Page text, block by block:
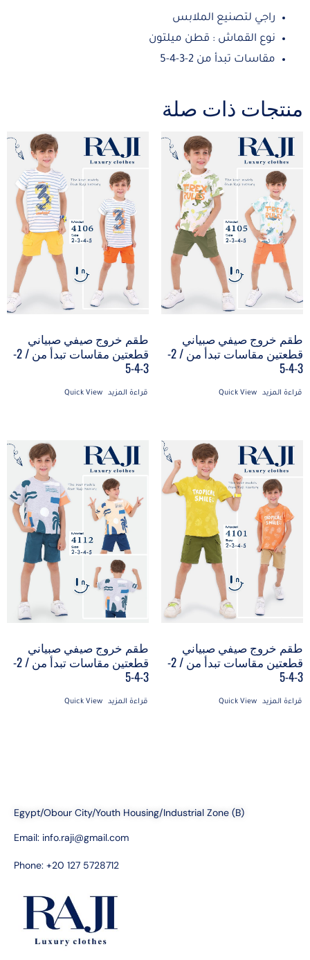
راجي لتصنيع الملابس
نوع القماش : قطن ميلتون
مقاسات تبدأ من 2-3-4-5
منتجات ذات صلة
طقم خروج صيفي صبياني
قطعتين مقاسات تبدأ من / 2-
3-4-5
قراءة المزيد Quick View
طقم خروج صيفي صبياني
قطعتين مقاسات تبدأ من / 2-
3-4-5
قراءة المزيد Quick View
طقم خروج صيفي صبياني
قطعتين مقاسات تبدأ من / 2-
3-4-5
قراءة المزيد Quick View
طقم خروج صيفي صبياني
قطعتين مقاسات تبدأ من / 2-
3-4-5
قراءة المزيد Quick View
Egypt/Obour City/Youth Housing/Industrial Zone (B)
Email: info.raji@gmail.com
Phone: +20 127 5728712